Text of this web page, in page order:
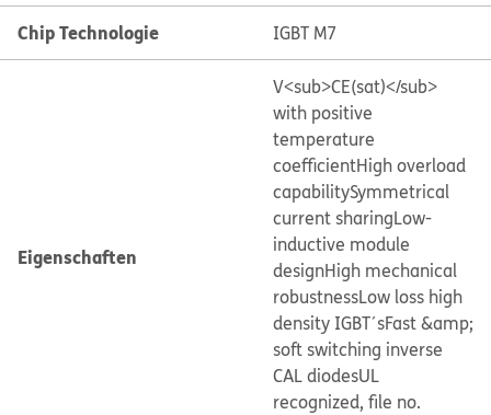
Chip Technologie IGBT M7
Eigenschaften
V<sub>CE(sat)</sub>
with positive
temperature
coefficientHigh overload
capabilitySymmetrical
current sharingLow-
inductive module
designHigh mechanical
robustnessLow loss high
density IGBT´sFast &amp;
soft switching inverse
CAL diodesUL
recognized, file no.